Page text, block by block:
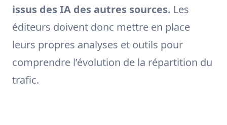
issus des IA des autres sources. Les
éditeurs doivent donc mettre en place
leurs propres analyses et outils pour
comprendre l’évolution de la répartition du
trafic.